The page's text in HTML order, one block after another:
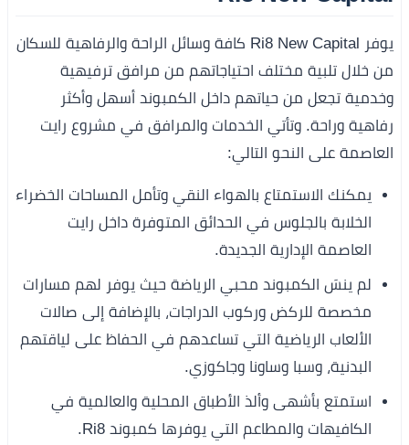
يوفر Ri8 New Capital كافة وسائل الراحة والرفاهية للسكان
من خلال تلبية مختلف احتياجاتهم من مرافق ترفيهية
وخدمية تجعل من حياتهم داخل الكمبوند أسهل وأكثر
رفاهية وراحة. وتأتي الخدمات والمرافق في مشروع رايت
العاصمة على النحو التالي:
يمكنك الاستمتاع بالهواء النقي وتأمل المساحات الخضراء
الخلابة بالجلوس في الحدائق المتوفرة داخل رايت
العاصمة الإدارية الجديدة.
لم ينسَ الكمبوند محبي الرياضة حيث يوفر لهم مسارات
مخصصة للركض وركوب الدراجات، بالإضافة إلى صالات
الألعاب الرياضية التي تساعدهم في الحفاظ على لياقتهم
البدنية، وسبا وساونا وجاكوزي.
استمتع بأشهى وألذ الأطباق المحلية والعالمية في
الكافيهات والمطاعم التي يوفرها كمبوند Ri8.